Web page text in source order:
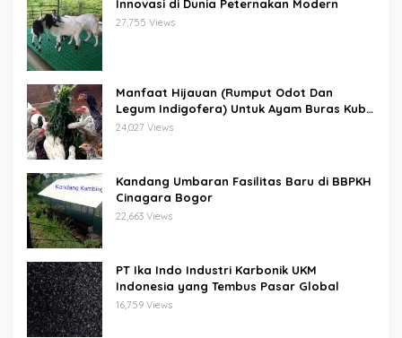
Innovasi di Dunia Peternakan Modern
27,755 Views
Manfaat Hijauan (Rumput Odot Dan
Legum Indigofera) Untuk Ayam Buras Kub
Dan Sensi
24,027 Views
Kandang Umbaran Fasilitas Baru di BBPKH
Cinagara Bogor
22,663 Views
PT Ika Indo Industri Karbonik UKM
Indonesia yang Tembus Pasar Global
16,759 Views